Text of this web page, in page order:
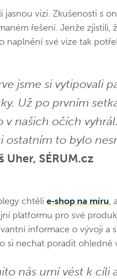
jasnou vizi. Zkušenosti s
řešení. Jenže zjistili,
naplnění své vize tak
jsme si vytipovali
Už po prvním
v našich očích
ostatním to bylo
Uher, SÉRUM.cz
chtěli e‑shop na míru,
platformu pro své
informace o vývoji a
si nechat poradit ohledně
nás umí vést k cíli